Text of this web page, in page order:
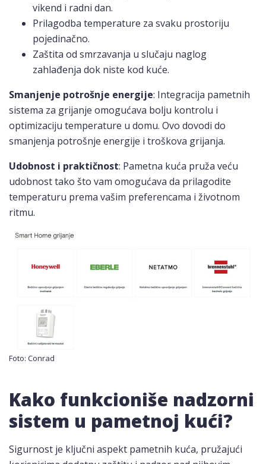
vikend i radni dan.
Prilagodba temperature za svaku prostoriju
pojedinačno.
Zaštita od smrzavanja u slučaju naglog
zahlađenja dok niste kod kuće.
Smanjenje potrošnje energije: Integracija pametnih
sistema za grijanje omogućava bolju kontrolu i
optimizaciju temperature u domu. Ovo dovodi do
smanjenja potrošnje energije i troškova grijanja.
Udobnost i praktičnost: Pametna kuća pruža veću
udobnost tako što vam omogućava da prilagodite
temperaturu prema vašim preferencama i životnom
ritmu.
Foto: Conrad
Kako funkcioniše nadzorni
sistem u pametnoj kući?
Sigurnost je ključni aspekt pametnih kuća, pružajući